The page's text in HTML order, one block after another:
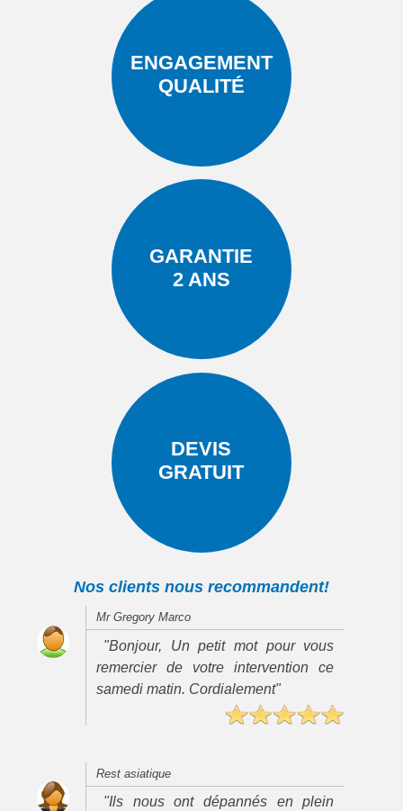
ENGAGEMENT
QUALITÉ
GARANTIE
2 ANS
DEVIS
GRATUIT
Nos clients nous recommandent!
Mr Gregory Marco
"Bonjour, Un petit mot pour vous
remercier de votre intervention ce
samedi matin. Cordialement"
Rest asiatique
"Ils nous ont dépannés en plein